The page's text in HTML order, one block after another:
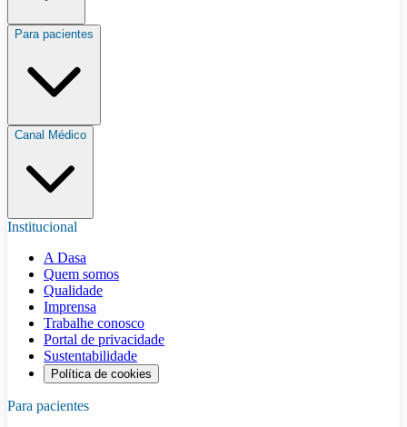
Para pacientes
Canal Médico
Institucional
A Dasa
Quem somos
Qualidade
Imprensa
Trabalhe conosco
Portal de privacidade
Sustentabilidade
Política de cookies
Para pacientes